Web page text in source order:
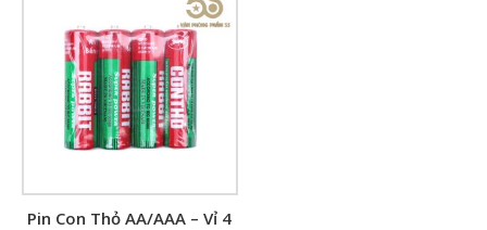
Pin Con Thỏ AA/AAA – Vỉ 4